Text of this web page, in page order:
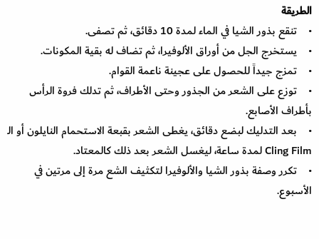
الطريقة
• تنقع بذور الشيا في الماء لمدة 10 دقائق، ثم تصفى.
• يستخرج الجل من أوراق الألوفيرا، ثم تضاف له بقية المكونات.
• تمزج جيداً للحصول على عجينة ناعمة القوام.
• توزع على الشعر من الجذور وحتى الأطراف، ثم تدلك فروة الرأس
بأطراف الأصابع.
• بعد التدليك لبضع دقائق، يغطى الشعر بقبعة الاستحمام النايلون أو الـ
Cling Film لمدة ساعة، ليغسل الشعر بعد ذلك كالمعتاد.
• تكرر وصفة بذور الشيا والألوفيرا لتكثيف الشع مرة إلى مرتين في
الأسبوع.